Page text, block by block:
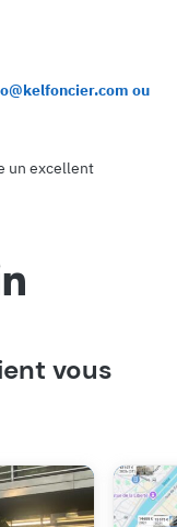
ou
un excellent
vous